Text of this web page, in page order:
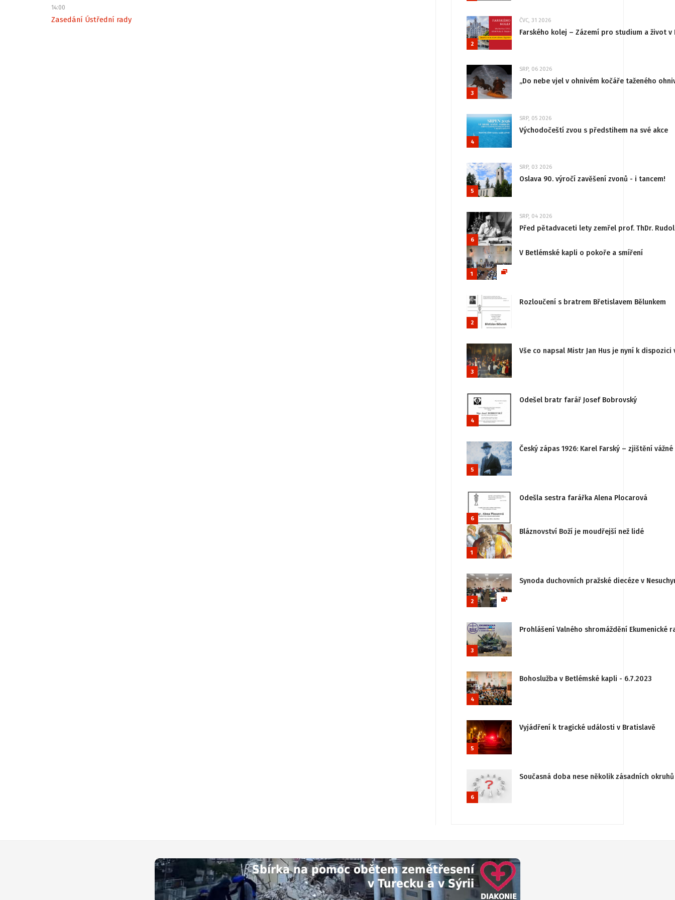
14:00
Zasedání Ústřední rady
2
ČVC, 31 2026
Farského kolej – Zázemí pro studium a život v
3
SRP, 06 2026
„Do nebe vjel v ohnivém kočáře taženého
4
SRP, 05 2026
Východočeští zvou s předstihem na své akce
5
SRP, 03 2026
Oslava 90. výročí zavěšení zvonů - i tancem!
6
SRP, 04 2026
Před pětadvaceti lety zemřel prof. ThDr.
1
V Betlémské kapli o pokoře a smíření
2
Rozloučení s bratrem Břetislavem Bělunkem
3
Vše co napsal Mistr Jan Hus je nyní k
4
Odešel bratr farář Josef Bobrovský
5
Český zápas 1926: Karel Farský – zjištění
6
Odešla sestra farářka Alena Plocarová
1
Bláznovství Boží je moudřejší než lidé
2
Synoda duchovních pražské diecéze v
3
Prohlášení Valného shromáždění
4
Bohoslužba v Betlémské kapli - 6.7.2023
5
Vyjádření k tragické události v Bratislavě
6
Současná doba nese několik zásadních